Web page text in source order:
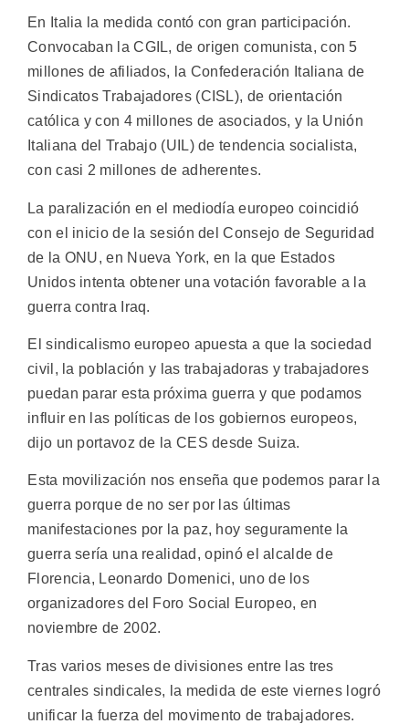
En Italia la medida contó con gran participación.
Convocaban la CGIL, de origen comunista, con 5
millones de afiliados, la Confederación Italiana de
Sindicatos Trabajadores (CISL), de orientación
católica y con 4 millones de asociados, y la Unión
Italiana del Trabajo (UIL) de tendencia socialista,
con casi 2 millones de adherentes.
La paralización en el mediodía europeo coincidió
con el inicio de la sesión del Consejo de Seguridad
de la ONU, en Nueva York, en la que Estados
Unidos intenta obtener una votación favorable a la
guerra contra Iraq.
El sindicalismo europeo apuesta a que la sociedad
civil, la población y las trabajadoras y trabajadores
puedan parar esta próxima guerra y que podamos
influir en las políticas de los gobiernos europeos,
dijo un portavoz de la CES desde Suiza.
Esta movilización nos enseña que podemos parar la
guerra porque de no ser por las últimas
manifestaciones por la paz, hoy seguramente la
guerra sería una realidad, opinó el alcalde de
Florencia, Leonardo Domenici, uno de los
organizadores del Foro Social Europeo, en
noviembre de 2002.
Tras varios meses de divisiones entre las tres
centrales sindicales, la medida de este viernes logró
unificar la fuerza del movimento de trabajadores.